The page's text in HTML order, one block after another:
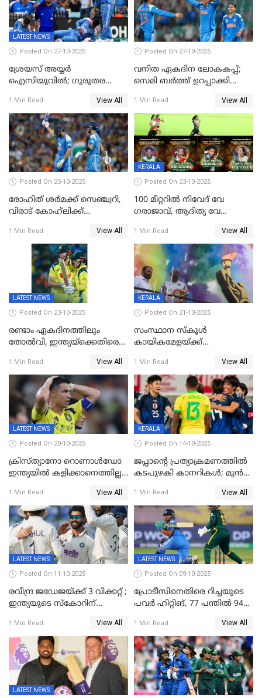
ലക്ഷ്യം 126 റണ്‍സ്
കലാശപ്പോരിന്
LATEST NEWS
Posted On 27-10-2025
ശ്രേയസ് അയ്യര്‍
ഐസിയുവില്‍; ഗുരുതര
1 Min Read View All
Posted On 27-10-2025
വനിത ഏകദിന ലോകകപ്പ്;
സെമി ബര്‍ത്ത് ഉറപ്പാക്കി
1 Min Read View All
Posted On 25-10-2025
രോഹിത് ശർമക്ക് സെഞ്ച്വറി,
വിരാട് കോഹ്‍ലിക്ക്
മുൻനായകരുടെ മികവിൽ
ഓസീസിനെതിരെ ഉജ്ജ്വല
1 Min Read View All
KERALA
Posted On 23-10-2025
100 മീറ്ററിൽ നിവേദ് വേ​
ഗരാജാവ്, ആദിത്യ വേ​
ബോയ്സിലും സബ്‌ജൂനിയർ
ഗേൾസിലും റെക്കോർഡോടെ
സ്വർണം, ദേവപ്രിയ 87ലെ
റെക്കോർഡ് തിരുത്തി
1 Min Read View All
LATEST NEWS
Posted On 23-10-2025
രണ്ടാം ഏകദിനത്തിലും
തോൽവി, ഇന്ത്യയ്‌ക്കെതിരെ
1 Min Read View All
KERALA
Posted On 21-10-2025
സംസ്ഥാന സ്കൂൾ
കായികമേളയ്ക്ക്
ഒളിംപിക്‌സിന്റെ ഉദ്‌ഘാടനം
നിർവഹിച്ച് ധനമന്ത്രി K N
ബാലഗോപാൽ;ദീപശിഖ
തെളിയിച്ച് I M വിജയൻ
1 Min Read View All
LATEST NEWS
Posted On 20-10-2025
ക്രിസ്ത്യാനോ റൊണാൾഡോ
ഇന്ത്യയിൽ കളിക്കാനെത്തില്ല;
ഉൾപ്പെടുത്തിയില്ല
1 Min Read View All
KERALA
Posted On 14-10-2025
ജപ്പാന്റെ പ്രത്യാക്രമണത്തിൽ
കടപുഴകി കാനറികൾ; മുൻ
ജപ്പാന്റെ ആദ്യ ജയം
1 Min Read View All
LATEST NEWS
Posted On 11-10-2025
രവീന്ദ്ര ജഡേജയ്ക്ക് 3 വിക്കറ്റ് ;
ഇന്ത്യയുടെ സ്കോറിന്
നാല് വിക്കറ്റ് നഷ്ടം
1 Min Read View All
LATEST NEWS
Posted On 09-10-2025
പ്രോടീസിനെതിരെ റിച്ചയുടെ
പവർ ഹിറ്റിങ്, 77 പന്തില്‍ 94
ലക്ഷ്യമൊരുക്കി ഇന്ത്യ; 28
വര്‍ഷം പഴക്കമുള്ള ലോക
റെക്കോര്‍ഡ് തകര്‍ത്ത് സ്മൃതി
1 Min Read View All
LATEST NEWS